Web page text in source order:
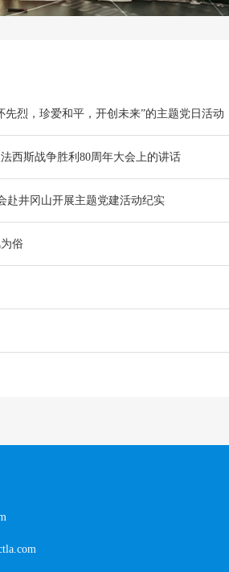
先烈，珍爱和平，开创未来”的主题党日活动
西斯战争胜利80周年大会上的讲话
井冈山开展主题党建活动纪实
俗